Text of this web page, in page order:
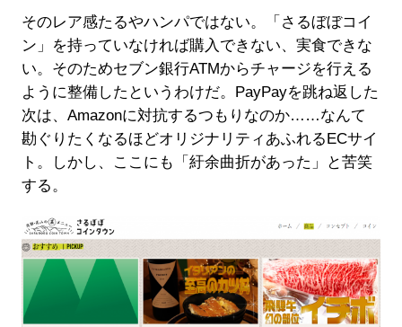
そのレア感たるやハンパではない。「さるぼぼコイ
ン」を持っていなければ購入できない、実食できな
い。そのためセブン銀行ATMからチャージを行える
ように整備したというわけだ。PayPayを跳ね返した
次は、Amazonに対抗するつもりなのか……なんて
勘ぐりたくなるほどオリジナリティあふれるECサイ
ト。しかし、ここにも「紆余曲折があった」と苦笑
する。